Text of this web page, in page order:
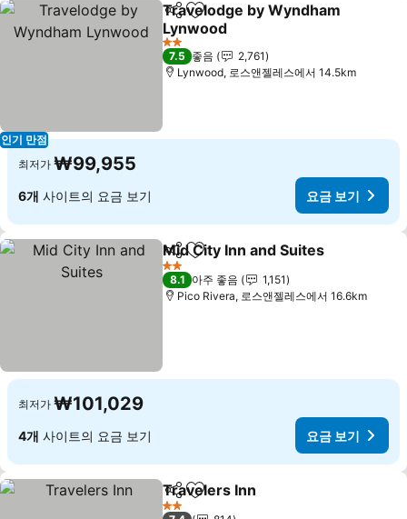
인기 만점
공유 즐겨찾기에 추가
Travelodge by Wyndham
Lynwood
요금 보기
2 성급
7.5 좋음
2,761
Lynwood, 로스앤젤레스에서 14.5km
최저가 ₩99,955
6개 사이트의 요금 보기 요금 보기
공유 즐겨찾기에 추가
Mid City Inn and Suites
2 성급
8.1 아주 좋음
1,151
Pico Rivera, 로스앤젤레스에서 16.6km
최저가 ₩101,029
4개 사이트의 요금 보기 요금 보기
공유 즐겨찾기에 추가
Travelers Inn
2 성급